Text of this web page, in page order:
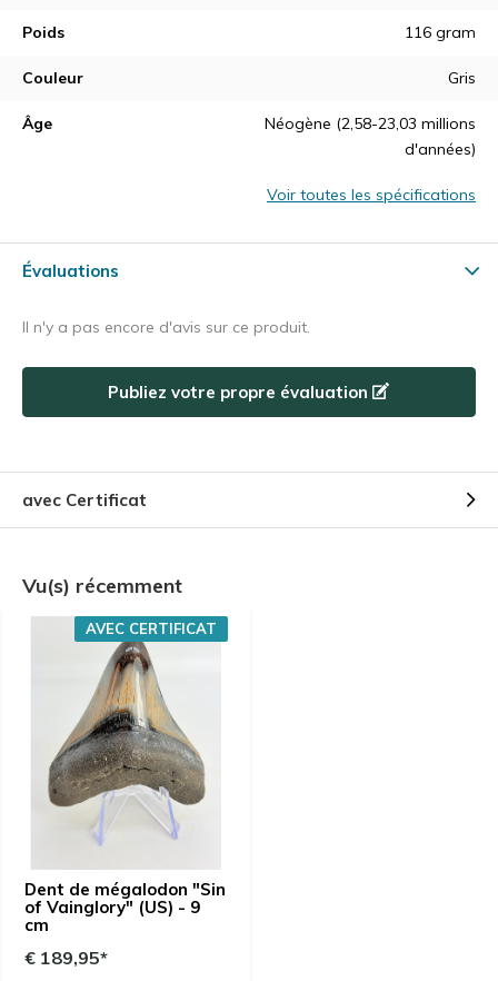
Poids 116 gram
Couleur Gris
Âge
Néogène (2,58-23,03 millions
d'années)
Voir toutes les spécifications
Évaluations
Il n'y a pas encore d'avis sur ce produit.
Publiez votre propre évaluation
avec Certificat
Vu(s) récemment
Dent de mégalodon "Sin
of Vainglory" (US) - 9
cm
AVEC CERTIFICAT
€ 189,95*